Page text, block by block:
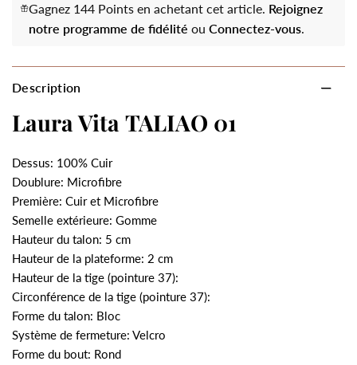
Gagnez 144 Points en achetant cet article. Rejoignez
notre programme de fidélité ou Connectez-vous.
Description
Laura Vita TALIAO 01
Dessus: 100% Cuir
Doublure: Microfibre
Première: Cuir et Microfibre
Semelle extérieure: Gomme
Hauteur du talon: 5 cm
Hauteur de la plateforme: 2 cm
Hauteur de la tige (pointure 37):
Circonférence de la tige (pointure 37):
Forme du talon: Bloc
Système de fermeture: Velcro
Forme du bout: Rond